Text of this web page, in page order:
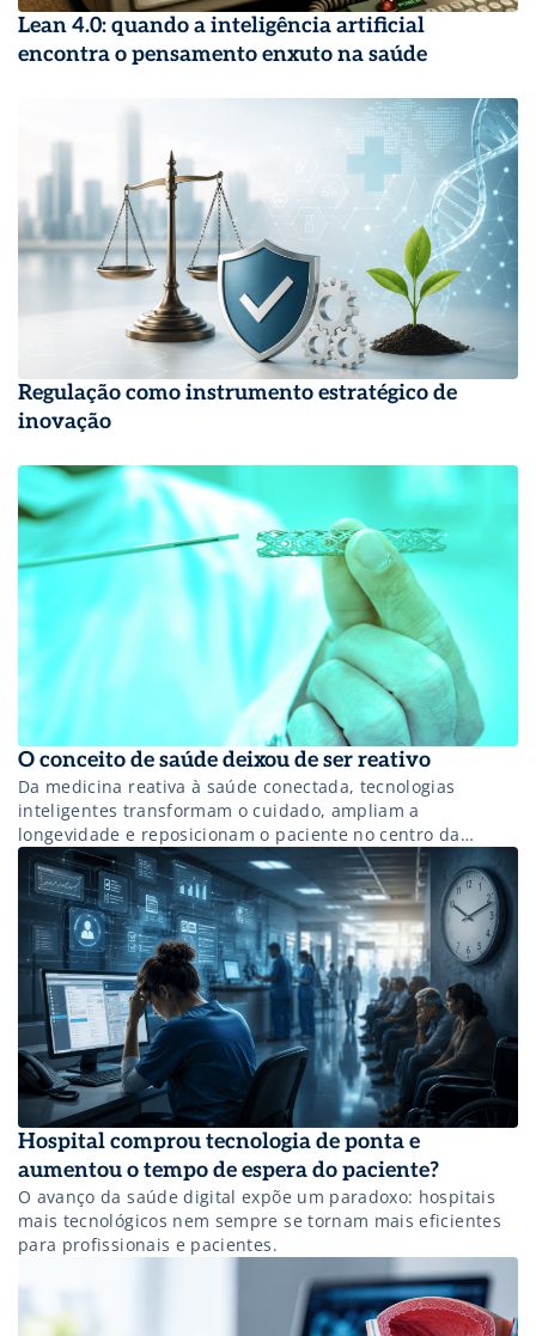
Lean 4.0: quando a inteligência artificial
encontra o pensamento enxuto na saúde
Regulação como instrumento estratégico de
inovação
O conceito de saúde deixou de ser reativo
Da medicina reativa à saúde conectada, tecnologias
inteligentes transformam o cuidado, ampliam a
longevidade e reposicionam o paciente no centro da
jornada assistencial.
Hospital comprou tecnologia de ponta e
aumentou o tempo de espera do paciente?
O avanço da saúde digital expõe um paradoxo: hospitais
mais tecnológicos nem sempre se tornam mais eficientes
para profissionais e pacientes.